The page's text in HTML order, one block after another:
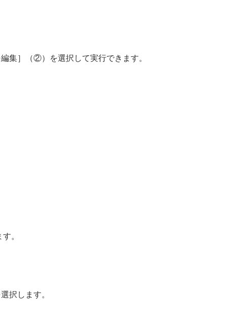
集］（②）を選択して実行できます。
。
択します。